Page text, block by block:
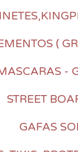
(
-
STREET
GAFAS